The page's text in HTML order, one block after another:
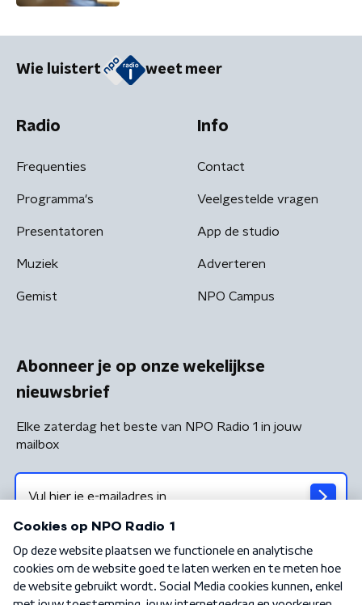
Wie luistert weet meer
Radio
Frequenties
Programma's
Presentatoren
Muziek
Gemist
Info
Contact
Veelgestelde vragen
App de studio
Adverteren
NPO Campus
Abonneer je op onze wekelijkse
nieuwsbrief
Elke zaterdag het beste van NPO Radio 1 in jouw
mailbox
Algemene voorwaarden